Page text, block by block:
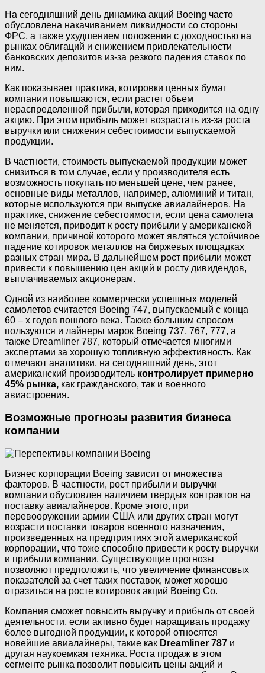
На сегодняшний день динамика акций Boeing часто
обусловлена накачиванием ликвидности со стороны
ФРС, а также ухудшением положения с доходностью на
рынках облигаций и снижением привлекательности
банковских депозитов из-за резкого падения ставок по
ним.
Как показывает практика, котировки ценных бумаг
компании повышаются, если растет объем
нераспределенной прибыли, которая приходится на одну
акцию. При этом прибыль может возрастать из-за роста
выручки или снижения себестоимости выпускаемой
продукции.
В частности, стоимость выпускаемой продукции может
снизиться в том случае, если у производителя есть
возможность покупать по меньшей цене, чем ранее,
основные виды металлов, например, алюминий и титан,
которые используются при выпуске авиалайнеров. На
практике, снижение себестоимости, если цена самолета
не меняется, приводит к росту прибыли у американской
компании, причиной которого может являться устойчивое
падение котировок металлов на биржевых площадках
разных стран мира. В дальнейшем рост прибыли может
привести к повышению цен акций и росту дивидендов,
выплачиваемых акционерам.
Одной из наиболее коммерчески успешных моделей
самолетов считается Boeing 747, выпускаемый с конца
60 – х годов пошлого века. Также большим спросом
пользуются и лайнеры марок Boeing 737, 767, 777, а
также Dreamliner 787, который отмечается многими
экспертами за хорошую топливную эффективность. Как
отмечают аналитики, на сегодняшний день, этот
американский производитель контролирует примерно
45% рынка, как гражданского, так и военного
авиастроения.
Возможные прогнозы развития бизнеса
компании
Бизнес корпорации Boeing зависит от множества
факторов. В частности, рост прибыли и выручки
компании обусловлен наличием твердых контрактов на
поставку авиалайнеров. Кроме этого, при
перевооружении армии США или других стран могут
возрасти поставки товаров военного назначения,
произведенных на предприятиях этой американской
корпорации, что тоже способно привести к росту выручки
и прибыли компании. Существующие прогнозы
позволяют предположить, что увеличение финансовых
показателей за счет таких поставок, может хорошо
отразиться на росте котировок акций Boeing Co.
Компания сможет повысить выручку и прибыль от своей
деятельности, если активно будет наращивать продажу
более выгодной продукции, к которой относятся
новейшие авиалайнеры, такие как Dreamliner 787 и
другая наукоемкая техника. Роста продаж в этом
сегменте рынка позволит повысить цены акций и